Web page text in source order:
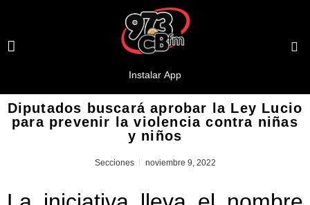
Diputados buscará aprobar la Ley Lucio
para prevenir la violencia contra niñas
y niños
Secciones noviembre 9, 2022